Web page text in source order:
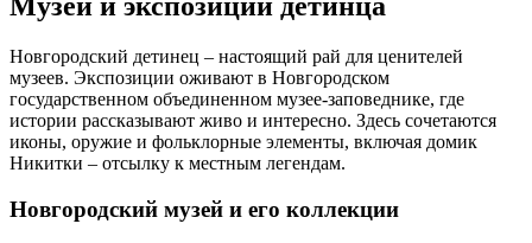
Музеи и экспозиции детинца
Новгородский детинец – настоящий рай для ценителей
музеев. Экспозиции оживают в Новгородском
государственном объединенном музее-заповеднике, где
истории рассказывают живо и интересно. Здесь сочетаются
иконы, оружие и фольклорные элементы, включая домик
Никитки – отсылку к местным легендам.
Новгородский музей и его коллекции